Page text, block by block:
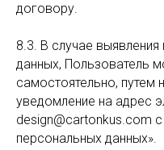
договору.
8.3. В случае
данных, Пользователь
самостоятельно, путем
уведомление на адрес
design@cartonkus.com
персональных данных».